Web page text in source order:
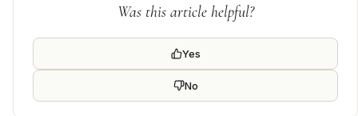
Was this article helpful?
Yes
No